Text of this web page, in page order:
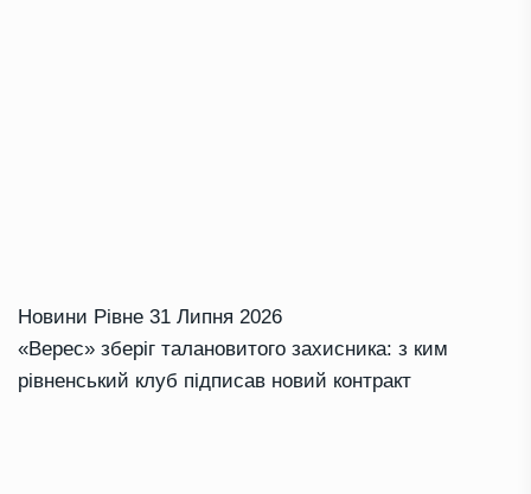
Новини Рівне 31 Липня 2026
«Верес» зберіг талановитого захисника: з ким
рівненський клуб підписав новий контракт